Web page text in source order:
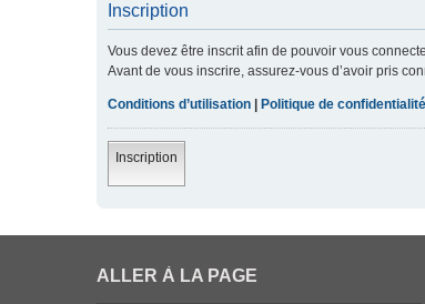
Inscription
Vous devez être inscrit afin de pouvoir vous
Avant de vous inscrire, assurez-vous d’avoir pris
Conditions d’utilisation Politique de confidentialité
Inscription
ALLER À LA PAGE